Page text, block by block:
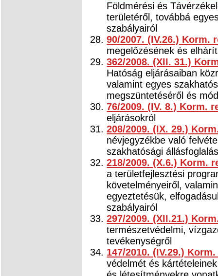
Földmérési és
területéről, továbbá
szabályairól
90/2007. (IV.26.) Korm.
megelőzésének és
362/2008. (XII. 31.)
Hatóság eljárásaiban
valamint egyes
megszüntetéséről és
76/2009. (IV. 8.) Korm.
eljárásokról
208/2009. (IX. 29.)
névjegyzékbe való
szakhatósági
218/2009. (X.6.) Korm.
a területfejlesztési
követelményeiről,
egyeztetésük,
szabályairól
297/2009. (XII.21.)
természetvédelmi,
tevékenységről
147/2010. (IV.29.)
védelmét és